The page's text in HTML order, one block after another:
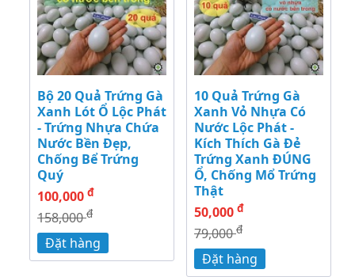
Bộ 20 Quả Trứng Gà
Xanh Lót Ổ Lộc Phát
- Trứng Nhựa Chứa
Nước Bền Đẹp,
Chống Bể Trứng
Quý
100,000 đ
158,000đ
Đặt hàng
10 Quả Trứng Gà
Xanh Vỏ Nhựa Có
Nước Lộc Phát -
Kích Thích Gà Đẻ
Trứng Xanh ĐÚNG
Ổ, Chống Mổ Trứng
Thật
50,000 đ
79,000đ
Đặt hàng